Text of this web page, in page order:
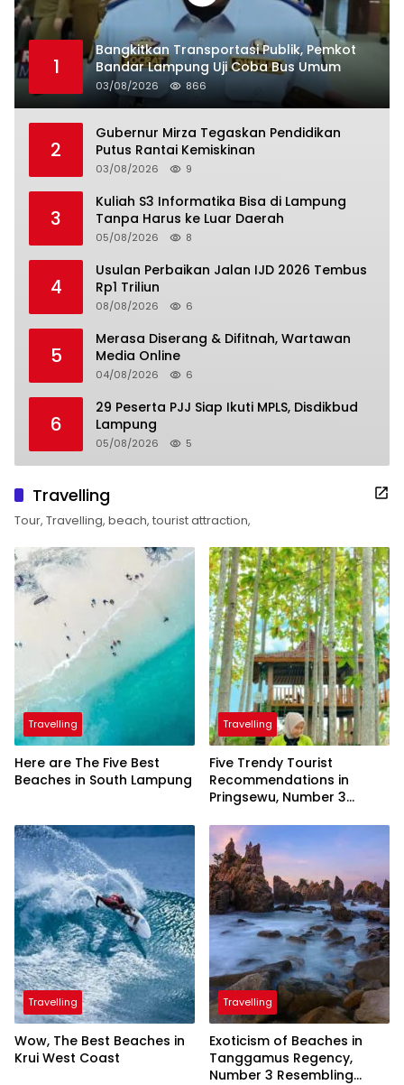
1
Bangkitkan Transportasi Publik, Pemkot
Bandar Lampung Uji Coba Bus Umum
03/08/2026 866
2
Gubernur Mirza Tegaskan Pendidikan
Putus Rantai Kemiskinan
03/08/2026 9
3
Kuliah S3 Informatika Bisa di Lampung
Tanpa Harus ke Luar Daerah
05/08/2026 8
4
Usulan Perbaikan Jalan IJD 2026 Tembus
Rp1 Triliun
08/08/2026 6
5
Merasa Diserang & Difitnah, Wartawan
Media Online
04/08/2026 6
6
29 Peserta PJJ Siap Ikuti MPLS, Disdikbud
Lampung
05/08/2026 5
Travelling
Tour, Travelling, beach, tourist attraction,
Travelling
Here are The Five Best
Beaches in South Lampung
Travelling
Five Trendy Tourist
Recommendations in
Pringsewu, Number 3
President
Travelling
Wow, The Best Beaches in
Krui West Coast
Travelling
Exoticism of Beaches in
Tanggamus Regency,
Number 3 Resembling